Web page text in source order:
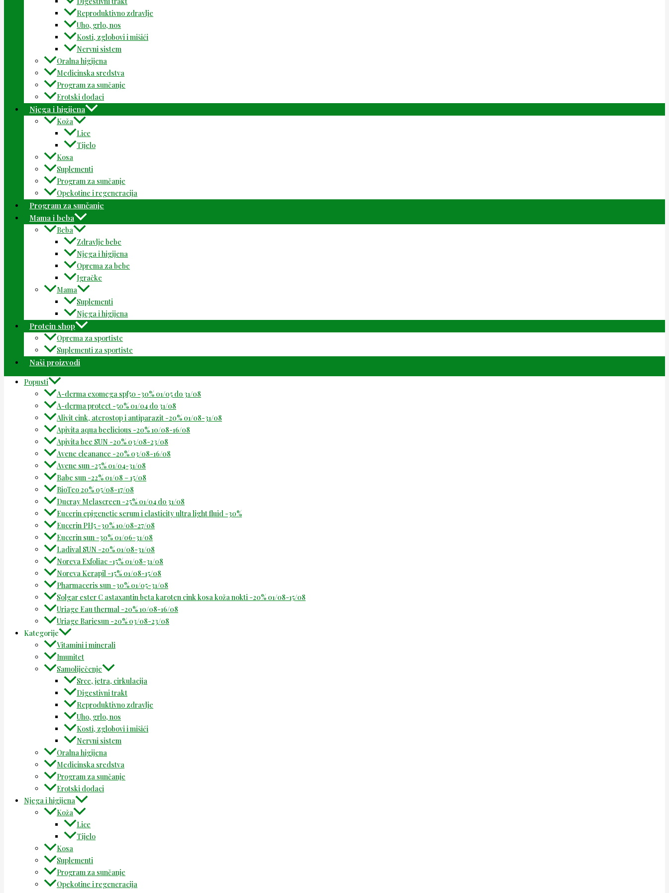
Reproduktivno zdravlje
Uho, grlo, nos
Kosti, zglobovi i mišići
Nervni sistem
Oralna higijena
Medicinska sredstva
Program za sunčanje
Erotski dodaci
Njega i higijena
Koža
Lice
Tijelo
Kosa
Suplementi
Program za sunčanje
Opekotine i regeneracija
Program za sunčanje
Mama i beba
Beba
Zdravlje bebe
Njega i higijena
Oprema za bebe
Igračke
Mama
Suplementi
Njega i higijena
Protein shop
Oprema za sportiste
Suplementi za sportiste
Naši proizvodi
Popusti
A-derma exomega spf50 -30% 01/05 do 31/08
A-derma protect -50% 01/04 do 31/08
Alivit cink, aterostop i antiparazit -20% 01/08-31/08
Apivita aqua beelicious -20% 10/08-16/08
Apivita bee SUN -20% 03/08-23/08
Avene cleanance -20% 03/08-16/08
Avene sun -25% 01/04-31/08
Babe sun -22% 01/08 – 15/08
BioTeo 20% 05/08-17/08
Ducray Melascreen -25% 01/04 do 31/08
Eucerin epigenetic serum i elasticity ultra light fluid -30%
Eucerin PH5 -30% 10/08-27/08
Eucerin sun -30% 01/06-31/08
Ladival SUN -20% 01/08-31/08
Noreva Exfoliac -15% 01/08-31/08
Noreva Kerapil -15% 01/08-15/08
Pharmaceris sun -30% 01/05-31/08
Solgar ester C astaxantin beta karoten cink kosa koža nokti -20% 01/08-15/08
Uriage Eau thermal -20% 10/08-16/08
Uriage Bariesun -20% 03/08-23/08
Kategorije
Vitamini i minerali
Imunitet
Samoliječenje
Srce, jetra, cirkulacija
Digestivni trakt
Reproduktivno zdravlje
Uho, grlo, nos
Kosti, zglobovi i mišići
Nervni sistem
Oralna higijena
Medicinska sredstva
Program za sunčanje
Erotski dodaci
Njega i higijena
Koža
Lice
Tijelo
Kosa
Suplementi
Program za sunčanje
Opekotine i regeneracija